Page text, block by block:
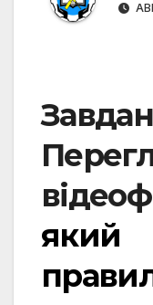
який